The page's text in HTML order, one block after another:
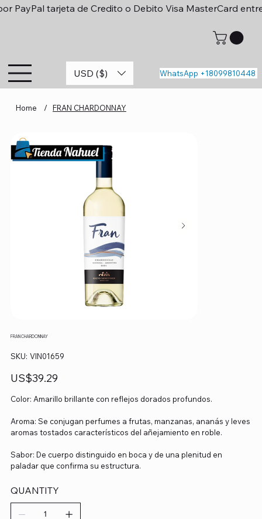
PayPal tarjeta de Credito o Debito Visa MasterCard
USD ($) WhatsApp +18099810448
Home / FRAN CHARDONNAY
FRAN CHARDONNAY
SKU: SKU
VIN01659
VIN01659
Precio
US$39.29
Color: Amarillo brillante con reflejos dorados profundos.
Aroma: Se conjugan perfumes a frutas, manzanas, ananás y leves
aromas tostados característicos del añejamiento en roble.
Sabor: De cuerpo distinguido en boca y de una plenitud en
paladar que confirma su estructura.
QUANTITY